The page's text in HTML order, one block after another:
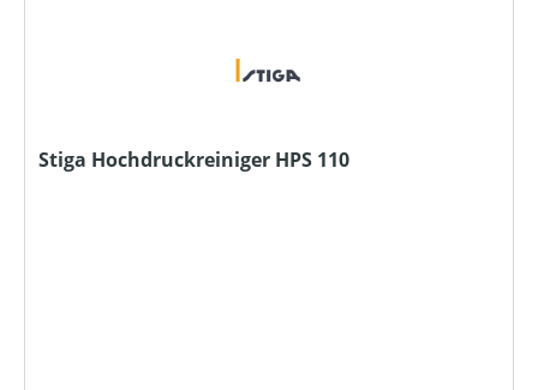
Stiga Hochdruckreiniger HPS 110